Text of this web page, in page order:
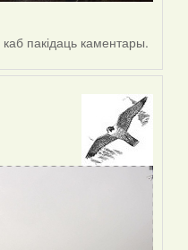
каб пакідаць каментары.